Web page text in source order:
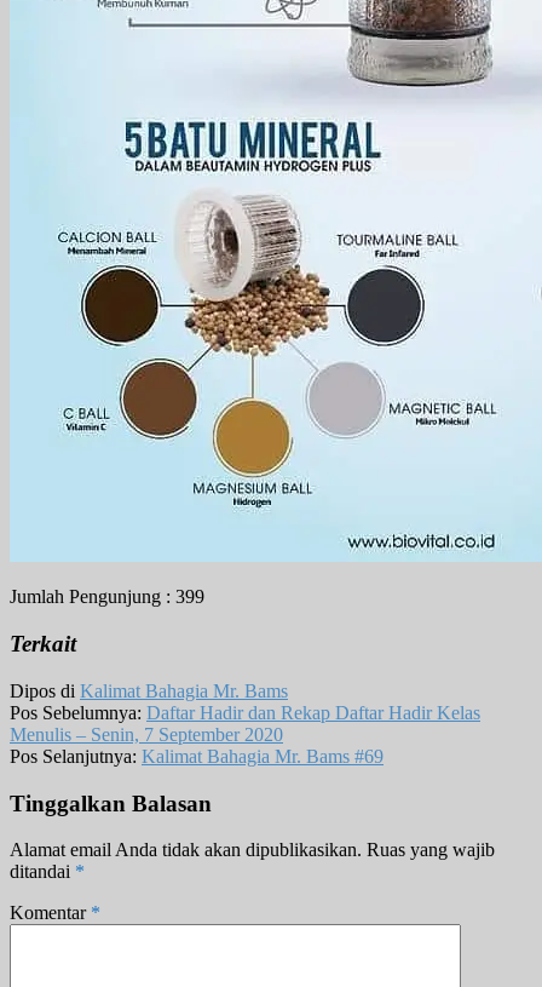
Jumlah Pengunjung : 399
Terkait
Dipos di Kalimat Bahagia Mr. Bams
Pos Sebelumnya: Daftar Hadir dan Rekap Daftar Hadir Kelas
Menulis – Senin, 7 September 2020
Pos Selanjutnya: Kalimat Bahagia Mr. Bams #69
Tinggalkan Balasan
Alamat email Anda tidak akan dipublikasikan. Ruas yang wajib
ditandai *
Komentar *